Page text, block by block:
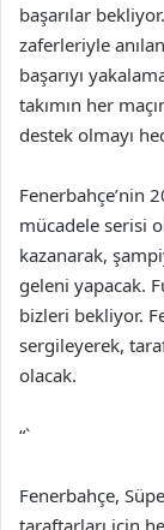
başarılar
zaferleriyle
başarıyı
takımın her
destek olmayı
Fenerbahçe’nin
mücadele serisi
kazanarak,
geleni yapacak.
bizleri bekliyor.
sergileyerek,
olacak.
“`
Fenerbahçe,
taraftarları için